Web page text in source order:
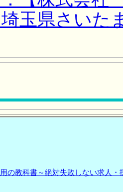
玉県さいた
の教科書～絶対失敗しない求人・